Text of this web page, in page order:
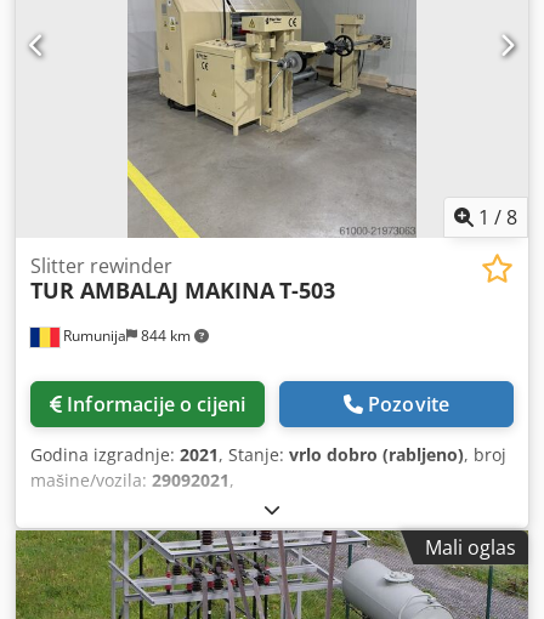
1 /8
Rumunija 844 km
Slitter rewinder
TUR AMBALAJ MAKINAT-503
Informacije o cijeni Pozovite
Godina izgradnje: 2021, Stanje: vrlo dobro (rabljeno), broj
mašine/vozila: 29092021,
Mali oglas